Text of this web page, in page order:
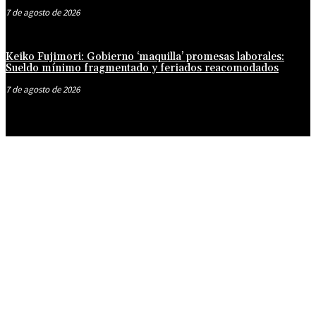
7 de agosto de 2026
Keiko Fujimori: Gobierno ‘maquilla’ promesas laborales:
Sueldo mínimo fragmentado y feriados reacomodados
7 de agosto de 2026